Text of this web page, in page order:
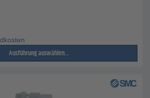
Ausführung auswählen...